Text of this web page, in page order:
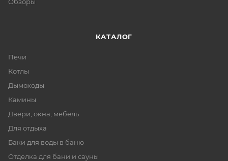
КАТАЛОГ
Печи
Котлы
Дымоходы
Камины
Двери, окна, мебель
Для отдыха
Баки для воды в баню
Отделка для бани и сауны